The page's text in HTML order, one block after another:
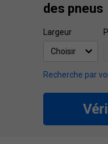
des pneus
Largeur
Recherche par